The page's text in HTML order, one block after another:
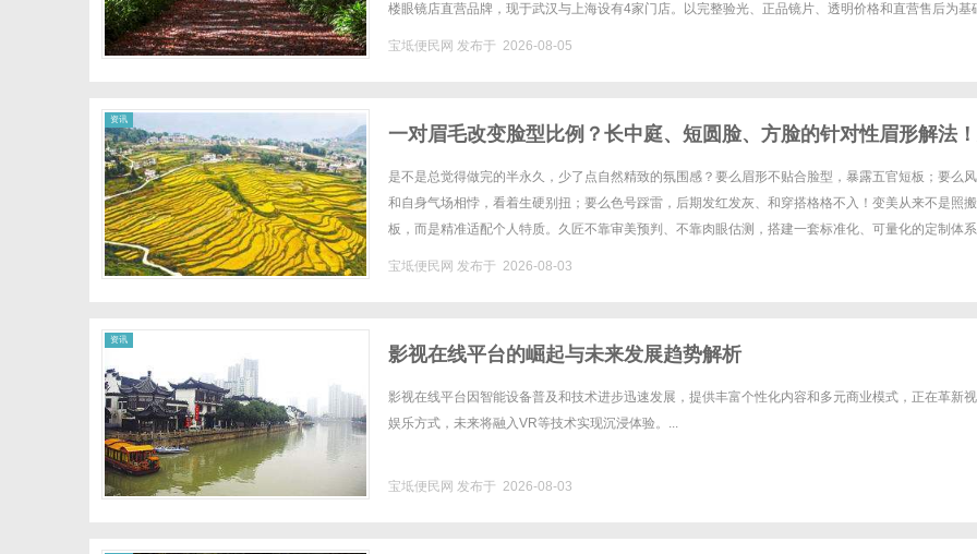
楼眼镜店直营品牌，现于武汉与上海设有4家门店。以完整验光、正品镜片、透明价格和直营售后为基
宝坻便民网 发布于 2026-08-05
资讯
一对眉毛改变脸型比例？长中庭、短圆脸、方脸的针对性眉形解法
匠帮您"自带妆感"的原生脸
是不是总觉得做完的半永久，少了点自然精致的氛围感？要么眉形不贴合脸型，暴露五官短板；要么
和自身气场相悖，看着生硬别扭；要么色号踩雷，后期发红发灰、和穿搭格格不入！变美从来不是照
板，而是精准适配个人特质。久匠不靠审美预判、不靠肉眼估测，搭建一套标准化、可量化的定制体系
宝坻便民网 发布于 2026-08-03
资讯
影视在线平台的崛起与未来发展趋势解析
影视在线平台因智能设备普及和技术进步迅速发展，提供丰富个性化内容和多元商业模式，正在革新
娱乐方式，未来将融入VR等技术实现沉浸体验。...
宝坻便民网 发布于 2026-08-03